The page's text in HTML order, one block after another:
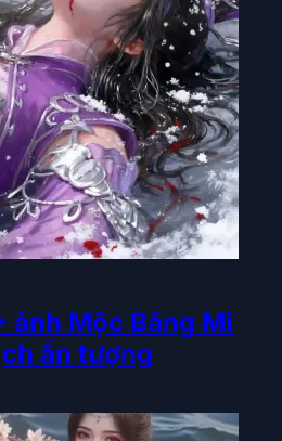
ảnh Mộc Băng Mi
ấn tượng